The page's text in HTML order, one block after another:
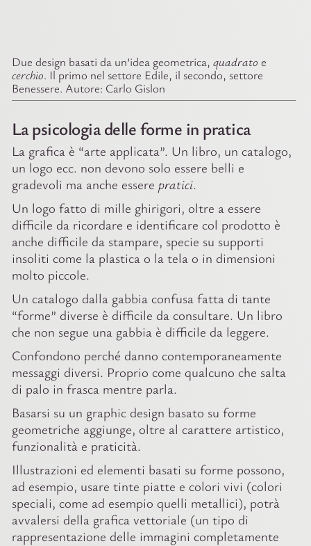
Due design basati da un’idea geometrica, quadrato e
cerchio. Il primo nel settore Edile, il secondo, settore
Benessere. Autore: Carlo Gislon
La psicologia delle forme in pratica
La grafica è “arte applicata”. Un libro, un catalogo,
un logo ecc. non devono solo essere belli e
gradevoli ma anche essere pratici.
Un logo fatto di mille ghirigori, oltre a essere
difficile da ricordare e identificare col prodotto è
anche difficile da stampare, specie su supporti
insoliti come la plastica o la tela o in dimensioni
molto piccole.
Un catalogo dalla gabbia confusa fatta di tante
“forme” diverse è difficile da consultare. Un libro
che non segue una gabbia è difficile da leggere.
Confondono perché danno contemporaneamente
messaggi diversi. Proprio come qualcuno che salta
di palo in frasca mentre parla.
Basarsi su un graphic design basato su forme
geometriche aggiunge, oltre al carattere artistico,
funzionalità e praticità.
Illustrazioni ed elementi basati su forme possono,
ad esempio, usare tinte piatte e colori vivi (colori
speciali, come ad esempio quelli metallici), potrà
avvalersi della grafica vettoriale (un tipo di
rappresentazione delle immagini completamente